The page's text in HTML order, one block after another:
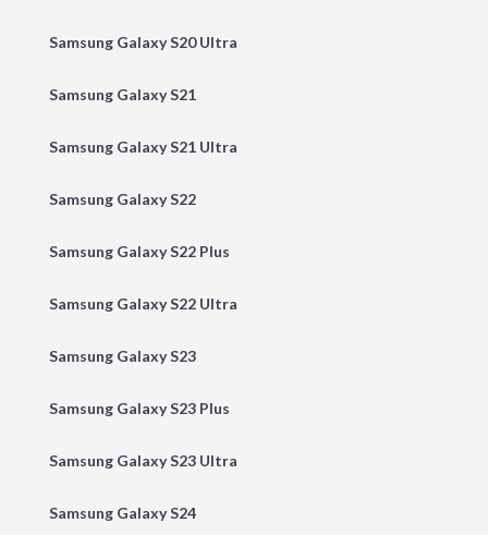
Samsung Galaxy S20 Ultra
Samsung Galaxy S21
Samsung Galaxy S21 Ultra
Samsung Galaxy S22
Samsung Galaxy S22 Plus
Samsung Galaxy S22 Ultra
Samsung Galaxy S23
Samsung Galaxy S23 Plus
Samsung Galaxy S23 Ultra
Samsung Galaxy S24